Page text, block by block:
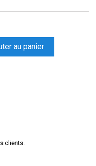
au panier
clients.